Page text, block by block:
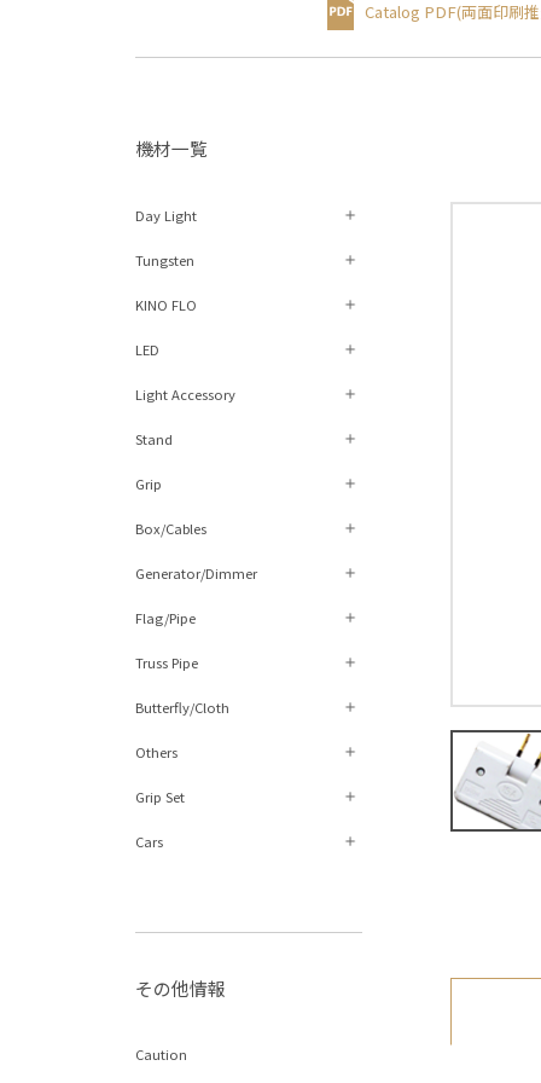
Catalog PDF(両⾯印刷
機材⼀覧
Day Light
Tungsten
KINO FLO
LED
Light Accessory
Stand
Grip
Box/Cables
Generator/Dimmer
Flag/Pipe
Truss Pipe
Butterfly/Cloth
Others
Grip Set
Cars
その他情報
Caution